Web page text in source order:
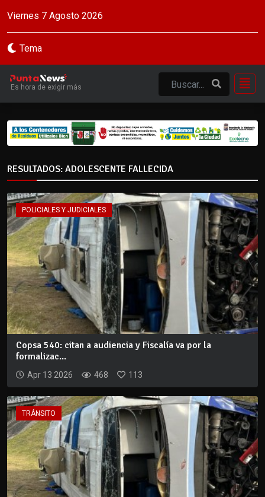
Viernes 7 Agosto 2026
Tema
Es hora de exigir más
RESULTADOS: ADOLESCENTE FALLECIDA
POLICIALES Y JUDICIALES
Copsa 540: citan a audiencia y Fiscalía va por la
formalizac...
Apr 13 2026 468 113
TRÁNSITO